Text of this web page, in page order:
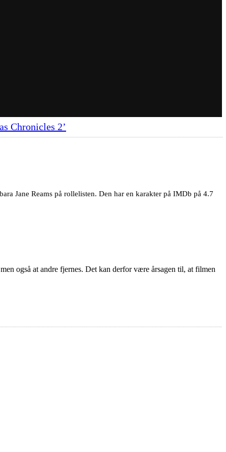
Chronicles 2’
Jane Reams på rollelisten. Den har en karakter på IMDb på 4.7
også at andre fjernes. Det kan derfor være årsagen til, at filmen